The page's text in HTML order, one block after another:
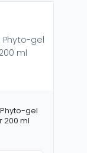
gel
200 ml